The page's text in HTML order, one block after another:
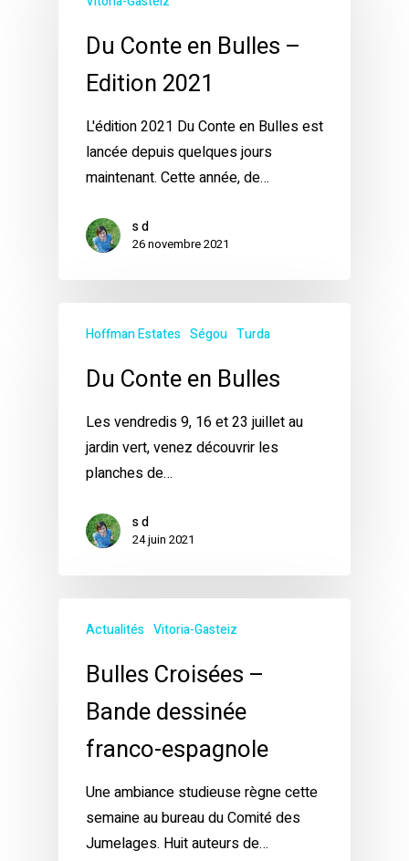
Du Conte en Bulles –
Edition 2021
L'édition 2021 Du Conte en Bulles est
lancée depuis quelques jours
maintenant. Cette année, de…
s d
26 novembre 2021
Hoffman Estates Ségou Turda
Du Conte en Bulles
Les vendredis 9, 16 et 23 juillet au
jardin vert, venez découvrir les
planches de…
s d
24 juin 2021
Actualités Vitoria-Gasteiz
Bulles Croisées –
Bande dessinée
franco-espagnole
Une ambiance studieuse règne cette
semaine au bureau du Comité des
Jumelages. Huit auteurs de…